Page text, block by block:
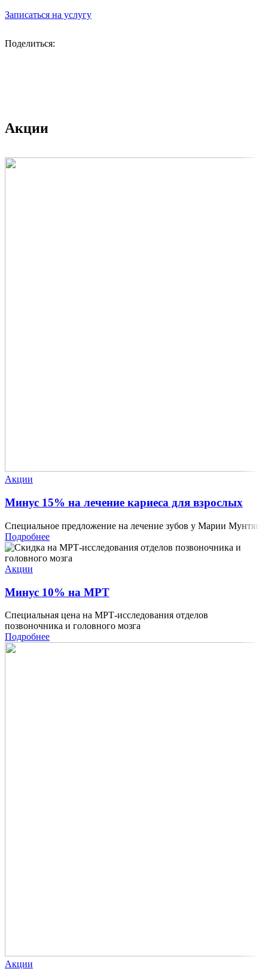
Записаться на услугу
Поделиться:
Акции
Акции
Минус 15% на лечение кариеса для взрослых
Специальное предложение на лечение зубов у Марии Мунтян
Подробнее
Акции
Минус 10% на МРТ
Специальная цена на МРТ-исследования отделов
позвоночника и головного мозга
Подробнее
Акции